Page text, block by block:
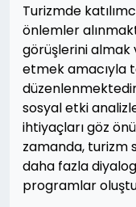
Turizmde
önlemler
görüşlerini
etmek amacıyla
sosyal etki
ihtiyaçları göz
zamanda, turizm
daha fazla
programlar